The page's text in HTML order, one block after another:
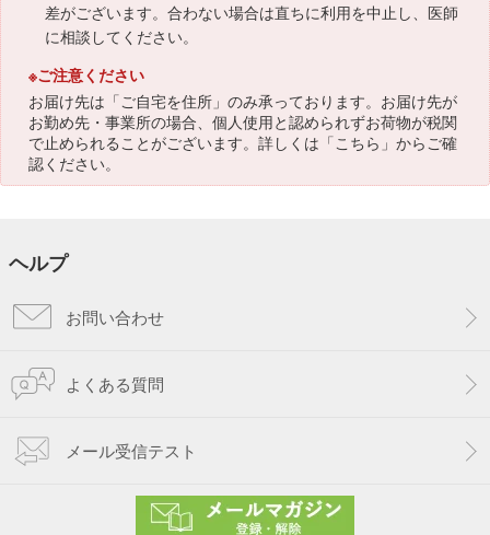
差がございます。合わない場合は直ちに利用を中止し、医師
に相談してください。
※ご注意ください
お届け先は「ご自宅を住所」のみ承っております。お届け先が
お勤め先・事業所の場合、個人使用と認められずお荷物が税関
で止められることがございます。詳しくは「こちら 」からご確
認ください。
ヘルプ
お問い合わせ
よくある質問
メール受信テスト